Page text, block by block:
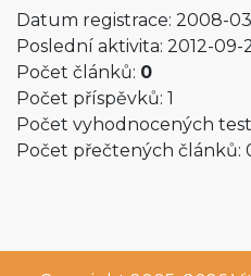
Datum registrace: 2008-
Poslední aktivita: 2012-09-
Počet článků: 0
Počet příspěvků: 1
Počet vyhodnocených
Počet přečtených článků: